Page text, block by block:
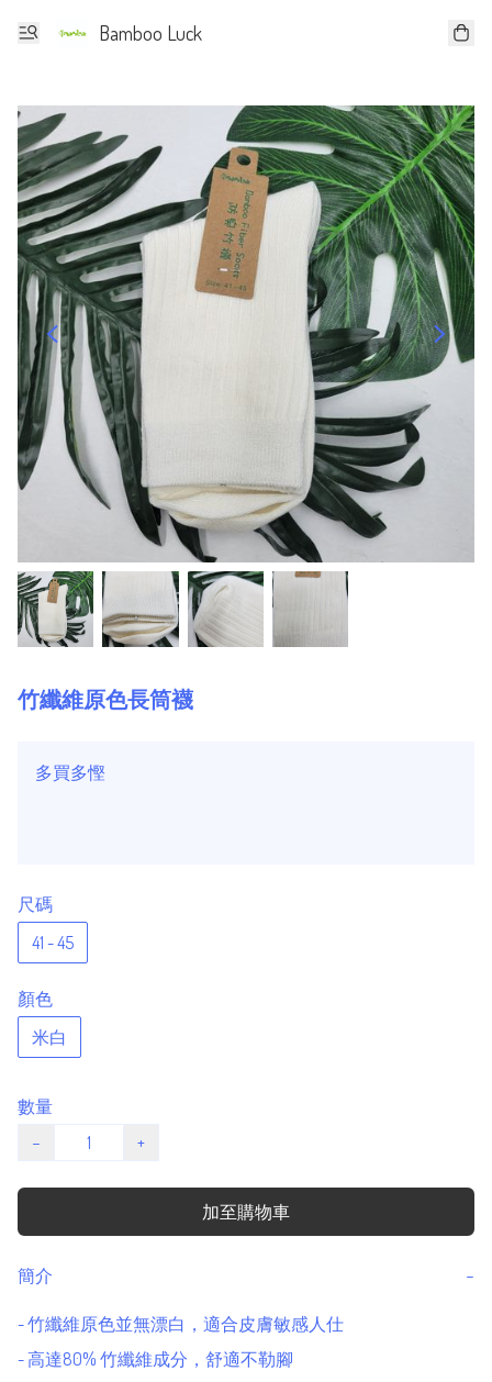
Bamboo Luck
竹纖維原色長筒襪
多買多慳
尺碼
41 - 45
顏色
米白
數量
−
+
加至購物車
簡介 −
- 竹纖維原色並無漂白，適合皮膚敏感人仕
- 高達80% 竹纖維成分，舒適不勒腳